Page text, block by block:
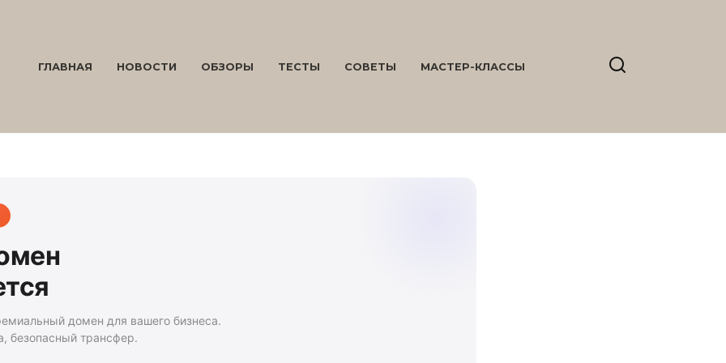
ГЛАВНАЯ НОВОСТИ ОБЗОРЫ ТЕСТЫ СОВЕТЫ МАСТЕР-КЛАССЫ
домен для вашего бизнеса.
безопасный трансфер.